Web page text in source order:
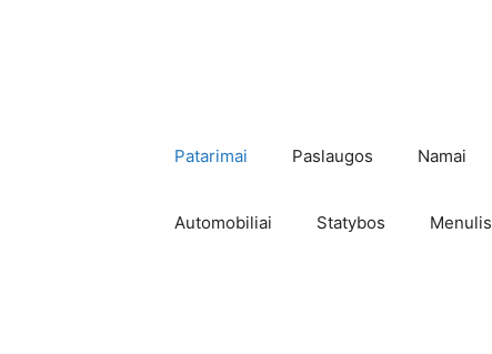
Patarimai Paslaugos Namai
Automobiliai Statybos Menulis